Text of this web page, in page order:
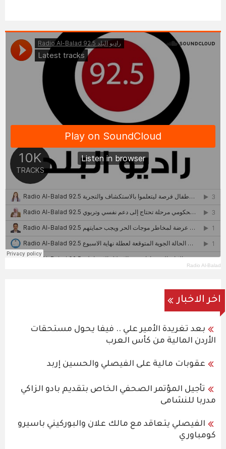
Radio Al-Balad
اخر الاخبار
بعد تغريدة الأمير علي .. فيفا يحول مستحقات
الأردن المالية من كأس العرب
عقوبات مالية على الفيصلي والحسين إربد
تأجيل المؤتمر الصحفي الخاص بتقديم بادو الزاكي
مدربا للنشامى
الفيصلي يتعاقد مع مالك علان والبوركيني باسيرو
كومباوري